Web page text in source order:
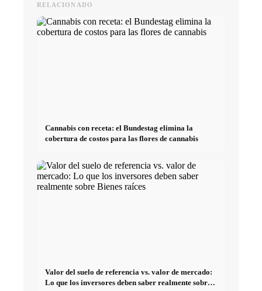
RELACIONADO
Cannabis con receta: el Bundestag elimina la
cobertura de costos para las flores de cannabis
Valor del suelo de referencia vs. valor de mercado:
Lo que los inversores deben saber realmente sobre